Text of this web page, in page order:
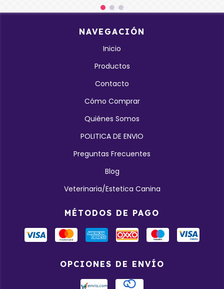
NAVEGACIÓN
Inicio
Productos
Contacto
Cómo Comprar
Quiénes Somos
POLITICA DE ENVIO
Preguntas Frecuentes
Blog
Veterinaria/Estetica Canina
MÉTODOS DE PAGO
OPCIONES DE ENVÍO